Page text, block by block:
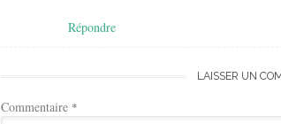
Répondre
LAISSER UN
Commentaire *